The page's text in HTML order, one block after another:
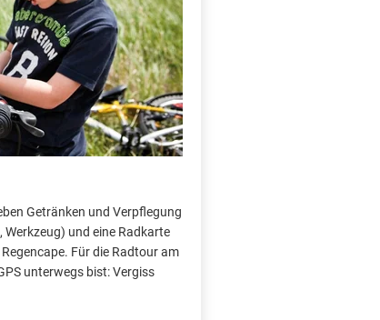
Getränken und Verpflegung
und eine Radkarte
Für die Radtour am
unterwegs bist: Vergiss